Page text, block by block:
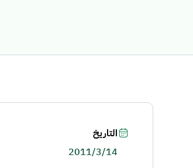
التاريخ
2011/3/14